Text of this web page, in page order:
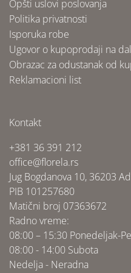
Opšti uslovi poslovanja
Politika privatnosti
Isporuka robe
Ugovor o kupoprodaji na
Obrazac za odustanak od
Reklamacioni list
Kontakt
+381 36 391 212
office@florela.rs
Jug Bogdanova 10, 36203
PIB 101257680
Matični broj 07363672
Radno vreme:
08:00 – 15:30 Ponedeljak-
08:00 - 14:00 Subota
Nedelja - Neradna